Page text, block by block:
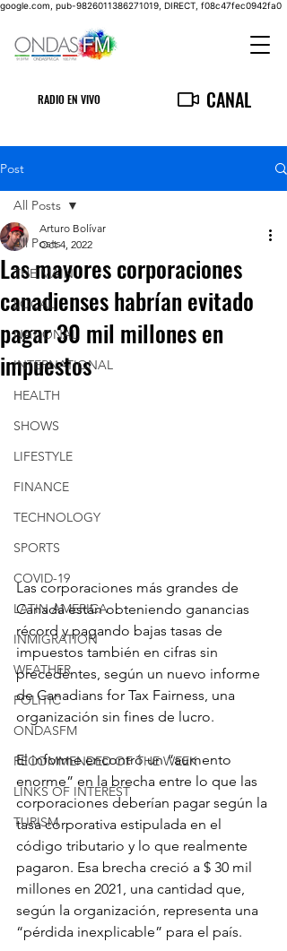
google.com, pub-9826011386271019, DIRECT, f08c47fec0942fa0
RADIO EN VIVO CANAL
Post
All Posts
THE MAIN
LOCAL
NATIONAL
INTERNATIONAL
HEALTH
SHOWS
LIFESTYLE
FINANCE
TECHNOLOGY
SPORTS
COVID-19
LATIN AMERICA
INMIGRATION
WEATHER
POLITIC
ONDASFM
RECOMMENDED OF THE WEEK
LINKS OF INTEREST
TURISM
All Posts
Las mayores corporaciones
canadienses habrían evitado
pagar 30 mil millones en
impuestos
Arturo Bolívar
Oct 4, 2022
Las corporaciones más grandes de
Canadá están obteniendo ganancias
récord y pagando bajas tasas de
impuestos también en cifras sin
precedentes, según un nuevo informe
de Canadians for Tax Fairness, una
organización sin fines de lucro.
El informe encontró un “aumento
enorme” en la brecha entre lo que las
corporaciones deberían pagar según la
tasa corporativa estipulada en el
código tributario y lo que realmente
pagaron. Esa brecha creció a $ 30 mil
millones en 2021, una cantidad que,
según la organización, representa una
“pérdida inexplicable” para el país.